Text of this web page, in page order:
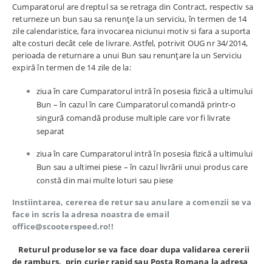
Cumparatorul are dreptul sa se retraga din Contract, respectiv sa
returneze un bun sau sa renunțe la un serviciu, în termen de 14
zile calendaristice, fara invocarea niciunui motiv si fara a suporta
alte costuri decât cele de livrare. Astfel, potrivit OUG nr 34/2014,
perioada de returnare a unui Bun sau renunțare la un Serviciu
expiră în termen de 14 zile de la:
ziua în care Cumparatorul intră în posesia fizică a ultimului
Bun – în cazul în care Cumparatorul comandă printr-o
singură comandă produse multiple care vor fi livrate
separat
ziua în care Cumparatorul intră în posesia fizică a ultimului
Bun sau a ultimei piese – în cazul livrării unui produs care
constă din mai multe loturi sau piese
Instiintarea, cererea de retur sau anulare a comenzii se va
face in scris la adresa noastra de email
office@scooterspeed.ro!!
Returul produselor se va face doar dupa validarea cererii
de ramburs, prin curier rapid sau Posta Romana la adresa